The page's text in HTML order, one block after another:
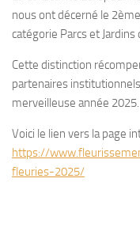
nous ont décerné le
catégorie Parcs et Jardins
Cette distinction
partenaires
merveilleuse année 2025.
Voici le lien vers la page
https://
fleuries-2025/